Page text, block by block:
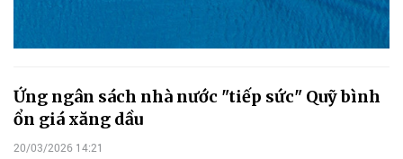
Ứng ngân sách nhà nước "tiếp sức" Quỹ bình
ổn giá xăng dầu
20/03/2026 14:21